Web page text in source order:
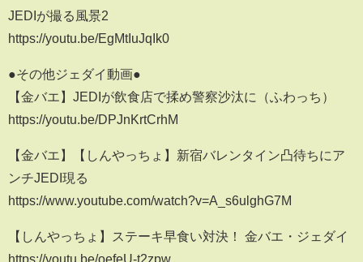
JEDIが撮る風景2
https://youtu.be/EgMtIuJqIk0
●その他ジェダイ動画●
【金バエ】JEDIが飲食店で揉め警察沙汰に（ふわっち）
https://youtu.be/DPJnKrtCrhM
【金バエ】【しんやっちょ】新宿バレンタイン凸待ちにア
ンチJEDI現る
https://www.youtube.com/watch?v=A_s6ulghG7M
【しんやっちょ】ステーキ早食い対決！ 金バエ・ジェダイ
https://youtu.be/oefeU-t2zpw